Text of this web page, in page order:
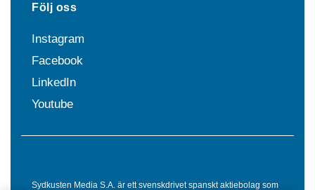
Följ oss
Instagram
Facebook
LinkedIn
Youtube
Sydkusten Media S.A. är ett svenskdrivet spanskt aktiebolag som